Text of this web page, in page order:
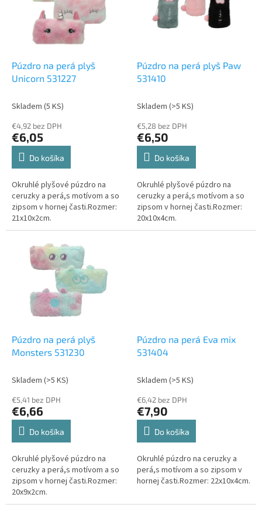
Púzdro na perá plyš
Unicorn 531227
Skladem (5 KS)
€4,92 bez DPH
€6,05
Do košíka
Okruhlé plyšové púzdro na
ceruzky a perá,s motívom a so
zipsom v hornej časti.Rozmer:
21x10x2cm.
Púzdro na perá plyš Paw
531410
Skladem (>5 KS)
€5,28 bez DPH
€6,50
Do košíka
Okruhlé plyšové púzdro na
ceruzky a perá,s motívom a so
zipsom v hornej časti.Rozmer:
20x10x4cm.
Púzdro na perá plyš
Monsters 531230
Skladem (>5 KS)
€5,41 bez DPH
€6,66
Do košíka
Okruhlé plyšové púzdro na
ceruzky a perá,s motívom a so
zipsom v hornej časti.Rozmer:
20x9x2cm.
Púzdro na perá Eva mix
531404
Skladem (>5 KS)
€6,42 bez DPH
€7,90
Do košíka
Okruhlé púzdro na ceruzky a
perá,s motívom a so zipsom v
hornej časti.Rozmer: 22x10x4cm.